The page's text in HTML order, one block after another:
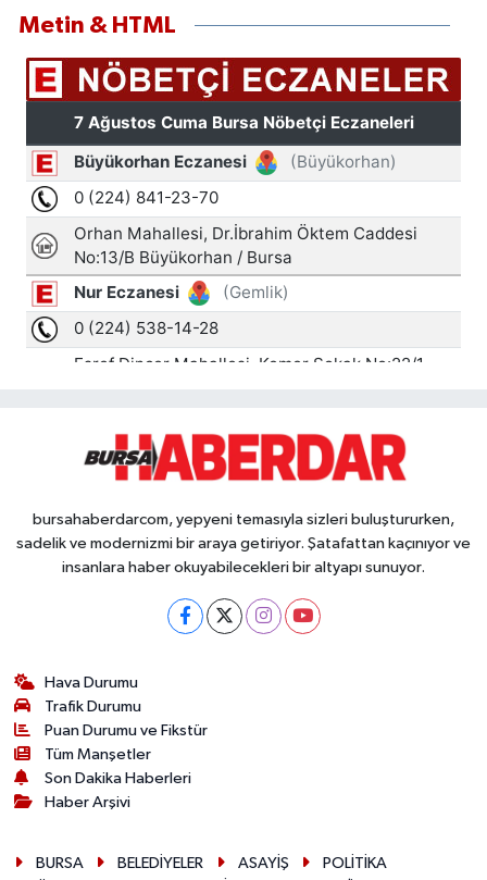
Metin & HTML
bursahaberdarcom, yepyeni temasıyla sizleri buluştururken,
sadelik ve modernizmi bir araya getiriyor. Şatafattan kaçınıyor ve
insanlara haber okuyabilecekleri bir altyapı sunuyor.
Hava Durumu
Trafik Durumu
Puan Durumu ve Fikstür
Tüm Manşetler
Son Dakika Haberleri
Haber Arşivi
BURSA BELEDİYELER ASAYİŞ
POLİTİKA